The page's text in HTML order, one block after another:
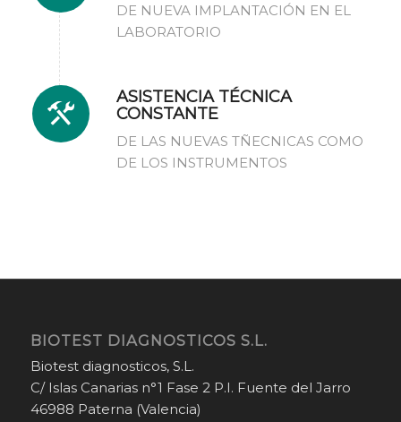
DE NUEVA IMPLANTACIÓN EN EL
LABORATORIO
ASISTENCIA TÉCNICA
CONSTANTE
DE LAS NUEVAS TÑECNICAS COMO
DE LOS INSTRUMENTOS
BIOTEST DIAGNOSTICOS S.L.
Biotest diagnosticos, S.L.
C/ Islas Canarias n°1 Fase 2 P.I. Fuente del Jarro
46988 Paterna (Valencia)